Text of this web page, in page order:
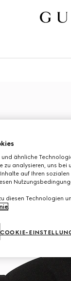
ähnliche
zu analysieren, uns
auf Ihren
diesen Technologien
.
COOKIE-